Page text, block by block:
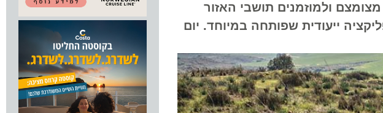
ולמוזמנים תושבי האזור
ייעודית שפותחה במיוחד. יום